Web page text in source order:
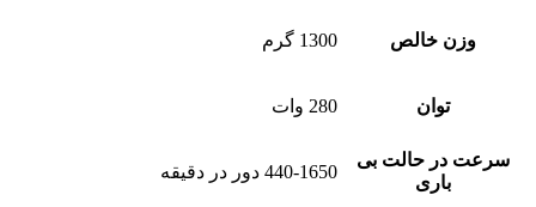
وزن خالص 1300 گرم
توان 280 وات
سرعت در حالت بی
باری
440-1650 دور در دقیقه